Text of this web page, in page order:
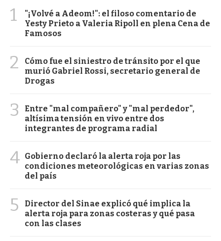
1
"¡Volvé a Adeom!": el filoso comentario de
Yesty Prieto a Valeria Ripoll en plena Cena de
Famosos
2
Cómo fue el siniestro de tránsito por el que
murió Gabriel Rossi, secretario general de
Drogas
3
Entre "mal compañero" y "mal perdedor",
altísima tensión en vivo entre dos
integrantes de programa radial
4 Gobierno declaró la alerta roja por las
condiciones meteorológicas en varias zonas
del país
5
Director del Sinae explicó qué implica la
alerta roja para zonas costeras y qué pasa
con las clases